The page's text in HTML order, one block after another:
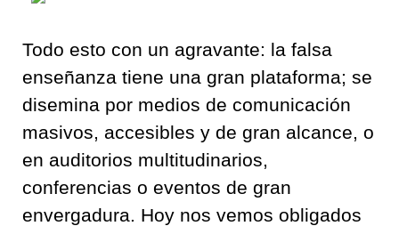
Todo esto con un agravante: la falsa
enseñanza tiene una gran plataforma; se
disemina por medios de comunicación
masivos, accesibles y de gran alcance, o
en auditorios multitudinarios,
conferencias o eventos de gran
envergadura. Hoy nos vemos obligados